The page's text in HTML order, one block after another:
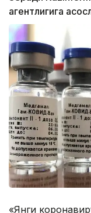
агентлигига
«Янги